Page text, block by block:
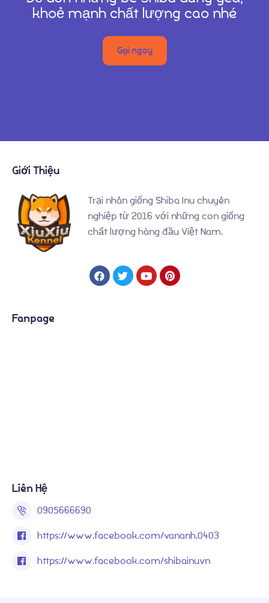
khoẻ mạnh chất lượng cao nhé
Gọi ngay
Giới Thiệu
Trại nhân giống Shiba Inu chuyên
nghiệp từ 2016 với những con giống
chất lượng hàng đầu Việt Nam.
Fanpage
Liên Hệ
0905666690
https://www.facebook.com/vananh.0403
https://www.facebook.com/shibainuvn